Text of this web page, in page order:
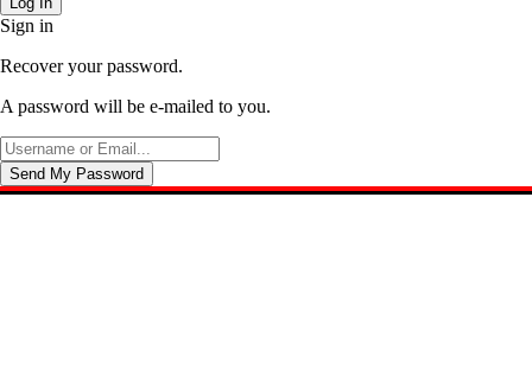
Sign in
Recover your password.
A password will be e-mailed to you.